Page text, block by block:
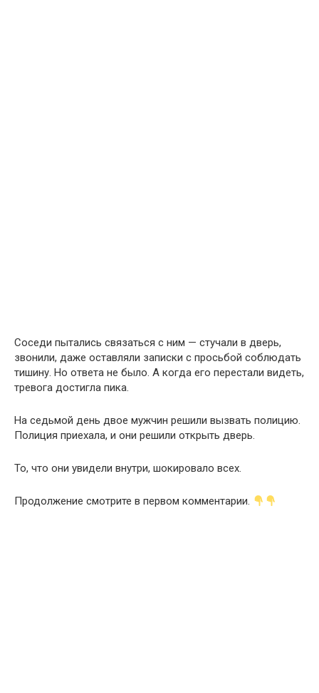
Соседи пытались связаться с ним — стучали в дверь,
звонили, даже оставляли записки с просьбой соблюдать
тишину. Но ответа не было. А когда его перестали видеть,
тревога достигла пика.
На седьмой день двое мужчин решили вызвать полицию.
Полиция приехала, и они решили открыть дверь.
То, что они увидели внутри, шокировало всех.
Продолжение смотрите в первом комментарии.